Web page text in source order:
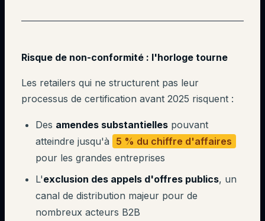
Risque de non-conformité : l'horloge tourne
Les retailers qui ne structurent pas leur
processus de certification avant 2025 risquent :
Des amendes substantielles pouvant
atteindre jusqu'à
5 % du chiffre d'affaires
pour les grandes entreprises
L'exclusion des appels d'offres publics, un
canal de distribution majeur pour de
nombreux acteurs B2B